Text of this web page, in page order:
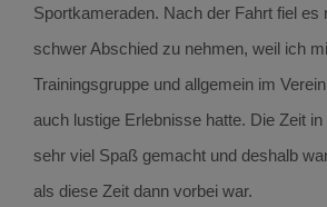
Sportkameraden. Nach der Fahrt fiel es
schwer Abschied zu nehmen, weil ich
Trainingsgruppe und allgemein im
auch lustige Erlebnisse hatte. Die Zeit
sehr viel Spaß gemacht und deshalb
als diese Zeit dann vorbei war.